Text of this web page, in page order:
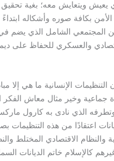
يعيش ويتعايش معه؛ بغية
بكافة صوره وأشكاله ابتداءً
المجتمعي الشامل الذي يضم في
والعسكري للحفاظ على
التنظيمات الإنسانية ما هي إلا
جماعية وخير مثال معاش الفكر
الذي نادى به كارول
اعتقادًا من هذه التنظيمات
والنظام الاقتصادي المختلط
كالإسلام خاتم الديانات